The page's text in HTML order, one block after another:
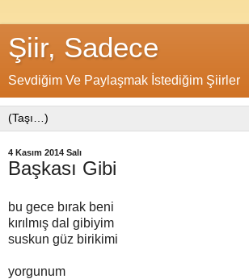
Şiir, Sadece
Sevdiğim Ve Paylaşmak İstediğim Şiirler
4 Kasım 2014 Salı
Başkası Gibi
bu gece bırak beni
kırılmış dal gibiyim
suskun güz birikimi
yorgunum